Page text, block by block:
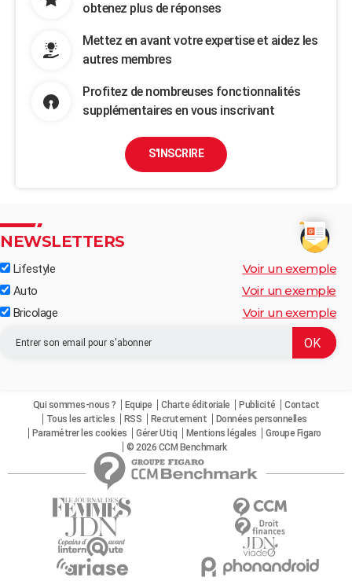
obtenez plus de réponses
Mettez en avant votre expertise et aidez les
autres membres
Profitez de nombreuses fonctionnalités
supplémentaires en vous inscrivant
S'INSCRIRE
NEWSLETTERS
Lifestyle Voir un exemple
Auto Voir un exemple
Bricolage Voir un exemple
Qui sommes-nous ? Equipe Charte éditoriale Publicité
Contact
Tous les articles
RSS Recrutement
Données personnelles
Paramétrer les cookies
Gérer Utiq Mentions légales
Groupe Figaro
© 2026 CCM Benchmark